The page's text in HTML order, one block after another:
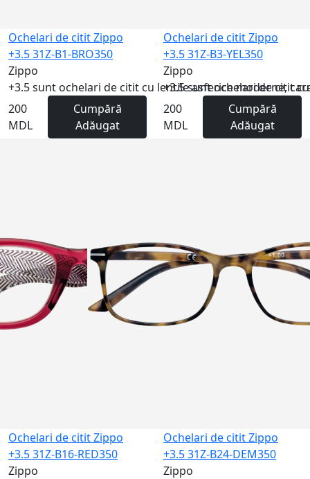
Ochelari de citit Zippo
+3.5 31Z-B1-BRO350
Zippo
+3.5 sunt ochelari de citit cu lentile asferice moderne,
200
MDL
Cumpără
Adăugat
Ochelari de citit Zippo
+3.5 31Z-B3-YEL350
Zippo
+3.5 sunt ochelari de citit
200
MDL
Cumpără
Adăugat
Ochelari de citit Zippo
+3.5 31Z-B16-RED350
Zippo
Ochelari de citit Zippo
+3.5 31Z-B24-DEM350
Zippo